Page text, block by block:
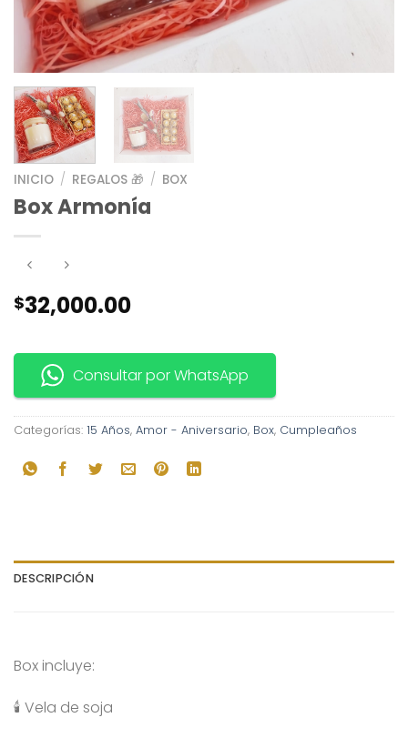
INICIO / REGALOS 🎁 / BOX
Box Armonía
$32,000.00
Consultar por WhatsApp
Categorías: 15 Años, Amor - Aniversario, Box, Cumpleaños
DESCRIPCIÓN
Box incluye:
🕯️ Vela de soja